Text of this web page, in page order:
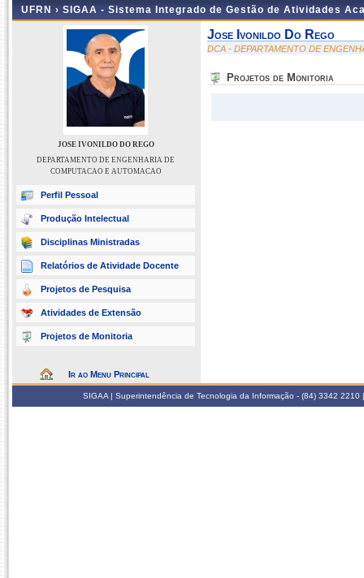
UFRN › SIGAA - Sistema Integrado de Gestão de Atividades
JOSE IVONILDO DO REGO
DEPARTAMENTO DE ENGENHARIA DE
COMPUTACAO E AUTOMACAO
Perfil Pessoal
Produção Intelectual
Disciplinas Ministradas
Relatórios de Atividade Docente
Projetos de Pesquisa
Atividades de Extensão
Projetos de Monitoria
Ir ao Menu Principal
Jose Ivonildo Do Rego
DCA - DEPARTAMENTO DE
Projetos de Monitoria
SIGAA | Superintendência de Tecnologia da Informação - (84) 3342